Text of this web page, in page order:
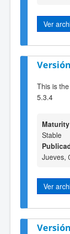
Ver
This is
5.3.4
Maturity
Stable
Jueves,
Ver